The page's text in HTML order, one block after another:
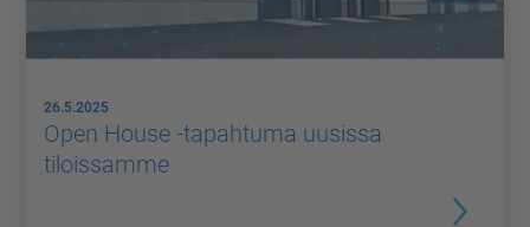
26.5.2025
Open House -tapahtuma uusissa
tiloissamme